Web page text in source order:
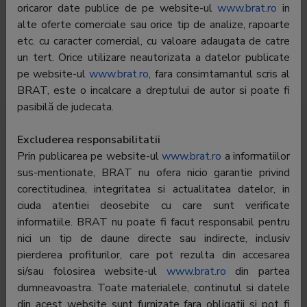
matei.corina@gmail.com
Regie publicitate: eAd.ro Interactive SRL
Departament
-
Audience profile
To see all the data you must be logged in
www.news.ro
oricaror date publice de pe website-ulwww.brat.ro in
alte oferte comerciale sau orice tip de analize, rapoarte
etc. cu caracter comercial, cu valoare adaugata de catre
un tert. Orice utilizare neautorizata a datelor publicate
pe website-ulwww.brat.ro, fara consimtamantul scris al
BRAT, este o incalcare a dreptului de autor si poate fi
pasibilă de judecata.
Excluderea responsabilitatii
Prin publicarea pe website-ulwww.brat.ro a informatiilor
sus-mentionate, BRAT nu ofera nicio garantie privind
corectitudinea, integritatea si actualitatea datelor, in
ciuda atentiei deosebite cu care sunt verificate
informatiile. BRAT nu poate fi facut responsabil pentru
nici un tip de daune directe sau indirecte, inclusiv
pierderea profiturilor, care pot rezulta din accesarea
si/sau folosirea website-ul www.brat.ro din partea
dumneavoastra. Toate materialele, continutul si datele